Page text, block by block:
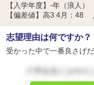
【入学年度】-年（浪人）
【偏差値】高3 4月：48
志望理由は何ですか？
受かった中で一番良さげ